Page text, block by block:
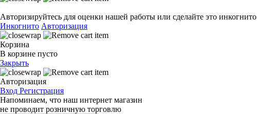
Авторизируйтесь для оценки нашей работы или сделайте это инкогнито
Инкогнито Авторизация
Корзина
В корзине пусто
Закрыть
Авторизация
Вход Регистрация
Напоминаем, что наш интернет магазин
не проводит розничную торговлю